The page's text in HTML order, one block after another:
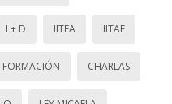
I + D IITEA IITAE
FORMACIÓN CHARLAS